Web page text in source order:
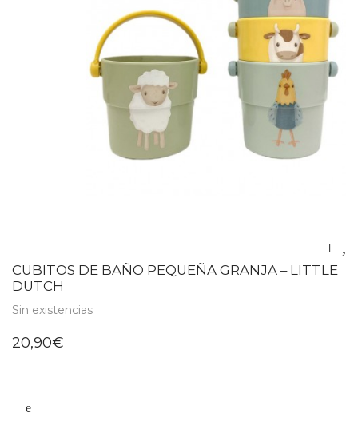
CUBITOS DE BAÑO PEQUEÑA GRANJA – LITTLE
DUTCH
Sin existencias
20,90€